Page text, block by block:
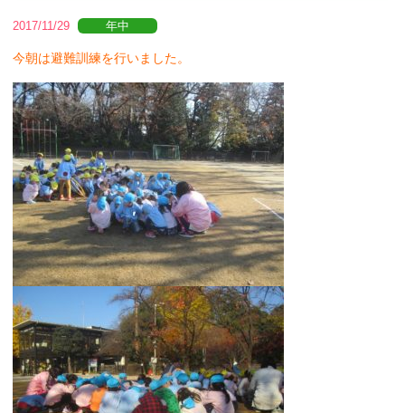
2017/11/29 年中
今朝は避難訓練を行いました。